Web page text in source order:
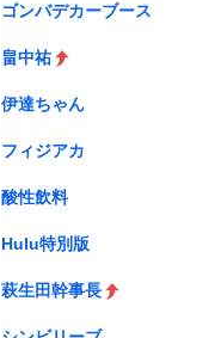
ゴンバデカーブース
畠中祐
伊達ちゃん
フィジアカ
酸性飲料
Hulu特別版
萩生田幹事長